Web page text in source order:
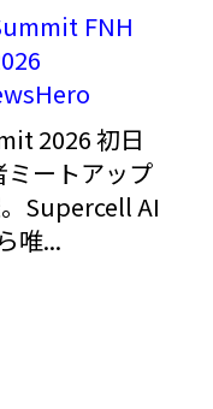
FNH
2026 初日
ートアップ
Supercell AI
唯...